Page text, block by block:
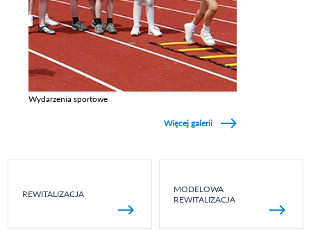
Wydarzenia sportowe
Więcej galerii
REWITALIZACJA
MODELOWA
REWITALIZACJA